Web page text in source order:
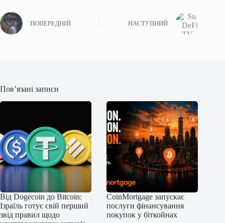
ПОПЕРЕДНІЙ НАСТУПНИЙ
Пов’язані записи
Від Dogecoin до Bitcoin:
Ізраїль готує свій перший
звід правил щодо
CoinMortgage запускає
послуги фінансування
покупок у біткойнах